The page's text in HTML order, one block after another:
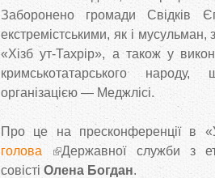
Заборонено громади Свідків
екстремістськими, як і мусульман,
«Хізб ут-Тахрір», а також у
кримськотатарського
організацією — Меджлісі.
Про це на пресконференції в
голова
Державної служби з
совісті Олена Богдан.